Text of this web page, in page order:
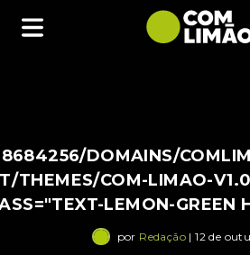
DOMAINS/
THEMES/COM-LIMAO-
LEMON-GREEN
por Redação | 12 de